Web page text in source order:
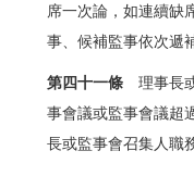
席一次論，如連續缺
事、候補監事依次遞補
第四十一條理事長或
事會議或監事會議超
長或監事會召集人職